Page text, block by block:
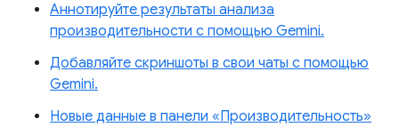
Аннотируйте результаты анализа
производительности с помощью Gemini.
Добавляйте скриншоты в свои чаты с помощью
Gemini.
Новые данные в панели «Производительность»